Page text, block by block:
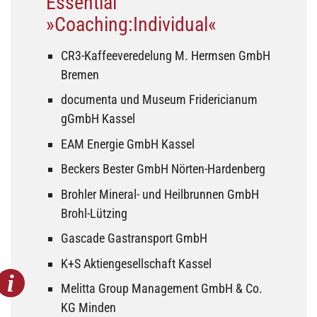
»Coaching:Individual«
CR3-Kaffeeveredelung M. Hermsen GmbH
Bremen
documenta und Museum Fridericianum
gGmbH Kassel
EAM Energie GmbH Kassel
Beckers Bester GmbH Nörten-Hardenberg
Brohler Mineral- und Heilbrunnen GmbH
Brohl-Lützing
Gascade Gastransport GmbH
K+S Aktiengesellschaft Kassel
Melitta Group Management GmbH & Co.
KG Minden